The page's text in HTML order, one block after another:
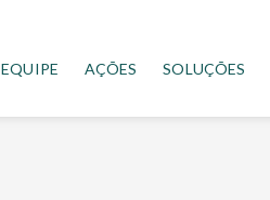
EQUIPE AÇÕES SOLUÇÕES